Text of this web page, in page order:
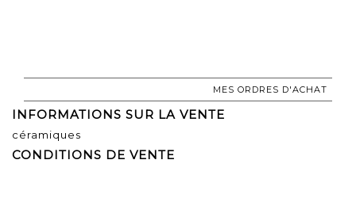
MES ORDRES D'ACHAT
INFORMATIONS SUR LA VENTE
céramiques
CONDITIONS DE VENTE